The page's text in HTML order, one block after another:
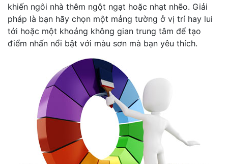
khiến ngôi nhà thêm ngột ngạt hoặc nhạt nhẽo. Giải
pháp là bạn hãy chọn một mảng tường ở vị trí hay lui
tới hoặc một khoảng không gian trung tâm để tạo
điểm nhấn nổi bật với màu sơn mà bạn yêu thích.